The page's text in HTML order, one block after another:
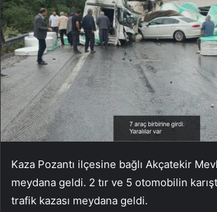
Kaza Pozantı ilçesine bağlı Akçatekir
meydana geldi. 2 tır ve 5 otomobilin
trafik kazası meydana geldi.